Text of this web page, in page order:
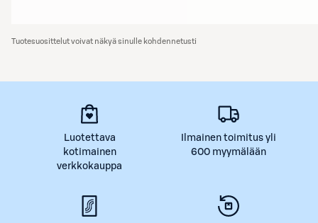
Tuotesuosittelut voivat näkyä sinulle kohdennetusti
Luotettava
kotimainen
verkkokauppa
Ilmainen toimitus yli
600 myymälään